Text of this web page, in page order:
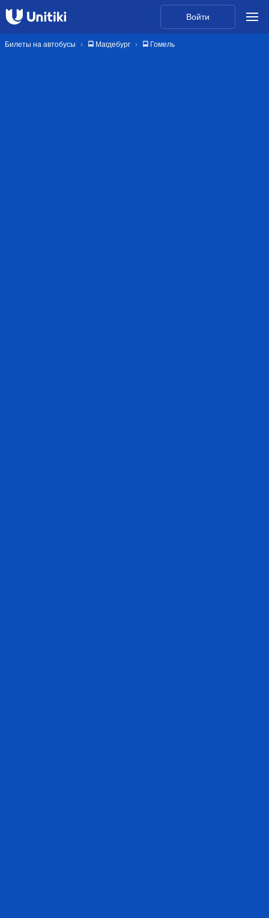
Войти
Билеты на автобусы 🚍 Магдебург 🚍 Гомель